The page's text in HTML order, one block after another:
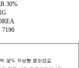
30%
7190